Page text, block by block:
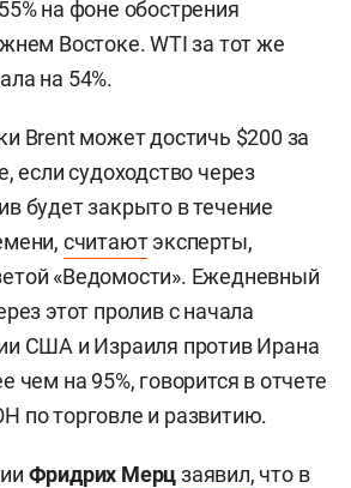
на фоне обострения
Востоке. WTI за тот же
на 54%.
Brent может достичь $200 за
если судоходство через
будет закрыто в течение
считаютэксперты,
«Ведомости». Ежедневный
этот пролив с начала
США и Израиля против Ирана
чем на 95%, говорится в отчете
по торговле и развитию.
Фридрих Мерцзаявил, что в